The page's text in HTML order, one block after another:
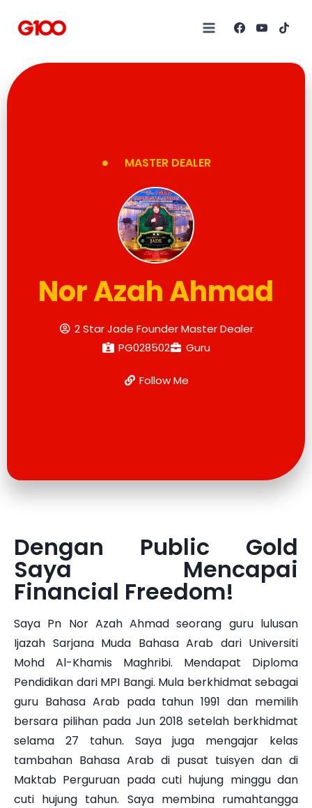
MASTER DEALER
Nor Azah Ahmad
2 Star Jade Founder Master Dealer
PG028502
Guru
Follow Me
Dengan Public Gold
Saya Mencapai
Financial Freedom!
Saya Pn Nor Azah Ahmad seorang guru lulusan
Ijazah Sarjana Muda Bahasa Arab dari Universiti
Mohd Al-Khamis Maghribi. Mendapat Diploma
Pendidikan dari MPI Bangi. Mula berkhidmat sebagai
guru Bahasa Arab pada tahun 1991 dan memilih
bersara pilihan pada Jun 2018 setelah berkhidmat
selama 27 tahun. Saya juga mengajar kelas
tambahan Bahasa Arab di pusat tuisyen dan di
Maktab Perguruan pada cuti hujung minggu dan
cuti hujung tahun. Saya membina rumahtangga